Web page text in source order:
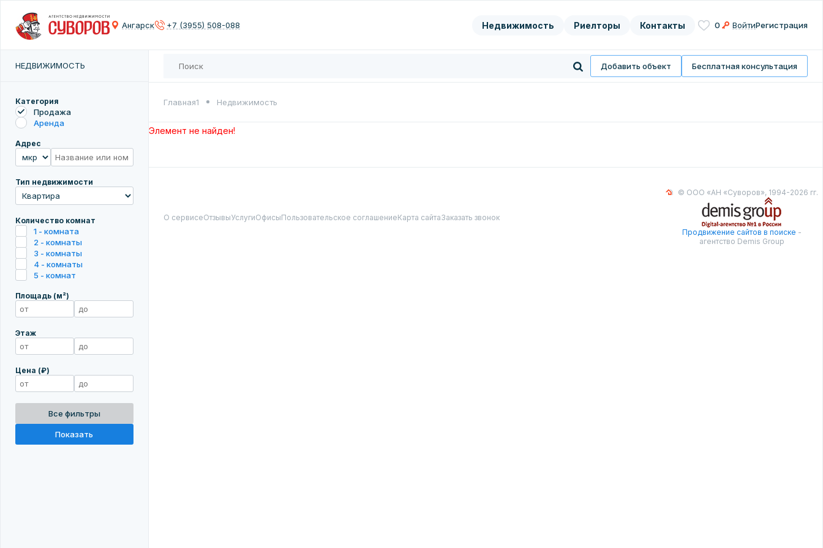
Ангарск +7 (3955) 508-088 Недвижимость Риелторы Контакты 0 ВойтиРегистрация
НЕДВИЖИМОСТЬ
Категория
Продажа
Аренда
Адрес
Тип недвижимости
Количество комнат
1 - комната
2 - комнаты
3 - комнаты
4 - комнаты
5 - комнат
Площадь (м²)
Этаж
Цена (₽)
Все фильтры
Показать
Добавить объект Бесплатная консультация
Главная1 Недвижимость
Элемент не найден!
О сервисеОтзывыУслугиОфисыПользовательское соглашениеКарта сайтаЗаказать звонок
© ООО «АН «Суворов», 1994-2026 гг.
Продвижение сайтов в поиске -
агентство Demis Group